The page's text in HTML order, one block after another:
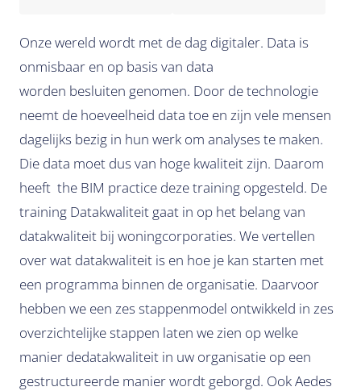
Onze wereld wordt met de dag digitaler. Data is
onmisbaar en op basis van data
worden besluiten genomen. Door de technologie
neemt de hoeveelheid data toe en zijn vele mensen
dagelijks bezig in hun werk om analyses te maken.
Die data moet dus van hoge kwaliteit zijn. Daarom
heeft the BIM practice deze training opgesteld. De
training Datakwaliteit gaat in op het belang van
datakwaliteit bij woningcorporaties. We vertellen
over wat datakwaliteit is en hoe je kan starten met
een programma binnen de organisatie. Daarvoor
hebben we een zes stappenmodel ontwikkeld in zes
overzichtelijke stappen laten we zien op welke
manier dedatakwaliteit in uw organisatie op een
gestructureerde manier wordt geborgd. Ook Aedes